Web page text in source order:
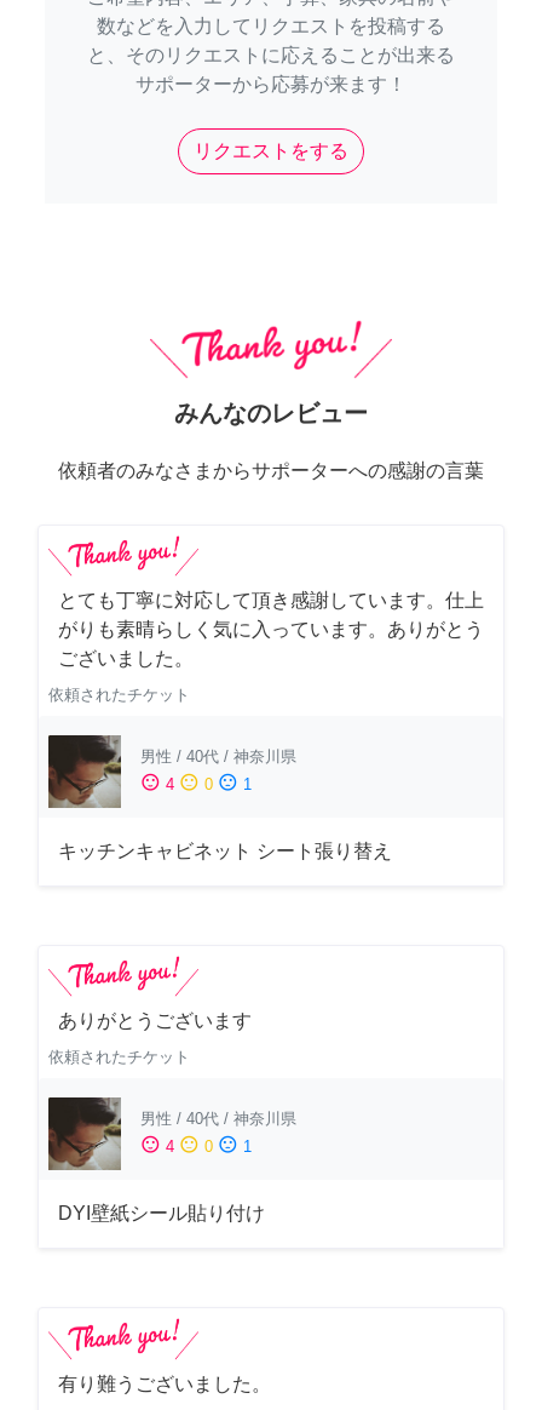
数などを入力してリクエストを投稿する
と、そのリクエストに応えることが出来る
サポーターから応募が来ます！
リクエストをする
みんなのレビュー
依頼者のみなさまからサポーターへの感謝の言葉
とても丁寧に対応して頂き感謝しています。仕上
がりも素晴らしく気に入っています。ありがとう
ございました。
依頼されたチケット
男性 / 40代 / 神奈川県
sentiment_satisfied 4 sentiment_neutral 0 sentiment_dissatisfied 1
キッチンキャビネット シート張り替え
ありがとうございます
依頼されたチケット
男性 / 40代 / 神奈川県
sentiment_satisfied 4 sentiment_neutral 0 sentiment_dissatisfied 1
DYI壁紙シール貼り付け
有り難うございました。